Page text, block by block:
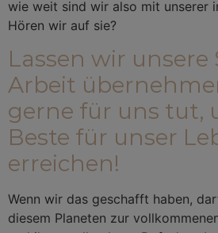
wie weit sind wir also mit unserer
Hören wir auf sie?
Lassen wir unsere
Arbeit
gerne für uns tut,
Beste für unser
erreichen!
Wenn wir das geschafft haben,
diesem Planeten zur